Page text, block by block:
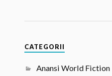
CATEGORII
Anansi World Fiction